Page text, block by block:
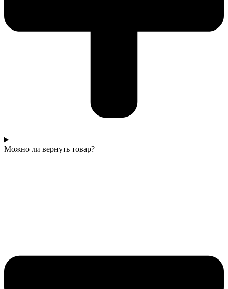
Можно ли вернуть товар?